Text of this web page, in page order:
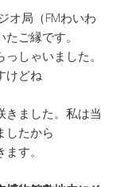
オ局（FMわいわ
ご縁です。
しゃいました。
けどね
きました。私は当
したから
す。